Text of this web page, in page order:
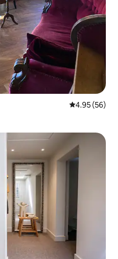
平均评分
4.95 (56)